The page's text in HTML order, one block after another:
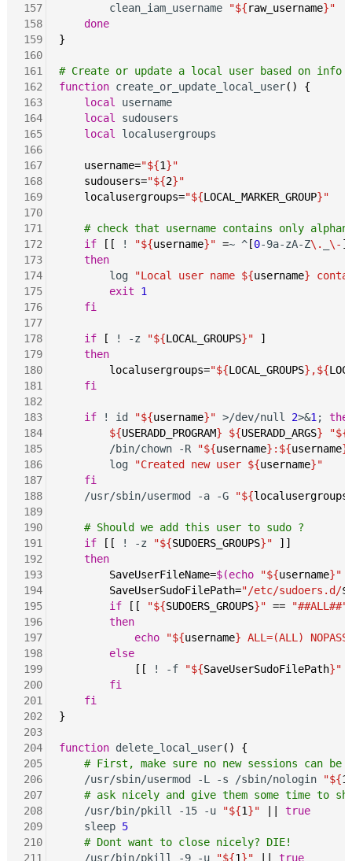
157
158
159
160
161
162
163
164
165
166
167
168
169
170
171
172
173
174
175
176
177
178
179
180
181
182
183
184
185
186
187
188
189
190
191
192
193
194
195
196
197
198
199
200
201
202
203
204
205
206
207
208
209
210
211
        clean_iam_username
"${raw_username}"
done
}
# Create or update a local user based on info
function create_or_update_local_user()
{
local username
local sudousers
local localusergroups
username="${1}"
sudousers="${2}"
localusergroups="${LOCAL_MARKER_GROUP}"
# check that username contains only
if
[[ ! "${username}" =~ ^[0-9a-zA-Z\. \-
then
        log
"Local user name ${username}
exit
1
fi
if [ ! -z "${LOCAL_GROUPS}"
]
then
localusergroups="${LOCAL_GROUPS},${
fi
if ! id "${username}" >/dev/null 2>&1;
${USERADD_PROGRAM} ${USERADD_ARGS} "${
        /bin/chown -R
"${username}:${username
        log
"Created new user ${username}"
fi
    /usr/sbin/usermod -a -G
"${localusergroups
# Should we add this user to sudo ?
if
[[ ! -z "${SUDOERS_GROUPS}"
]]
then
SaveUserFileName=$(echo "${username}"
SaveUserSudoFilePath="/etc/sudoers.d/
if
[[ "${SUDOERS_GROUPS}" ==
"##ALL##"
then
echo
"${username} ALL=(ALL)
else
[[
! -f "${SaveUserSudoFilePath}"
fi
fi
}
function delete_local_user()
{
# First, make sure no new sessions can be
    /usr/sbin/usermod -L -s /sbin/nologin
"${1
# ask nicely and give them some time to
    /usr/bin/pkill -15 -u
"${1}"
true
    sleep
5
# Dont want to close nicely? DIE!
    /usr/bin/pkill -9 -u
"${1}"
true